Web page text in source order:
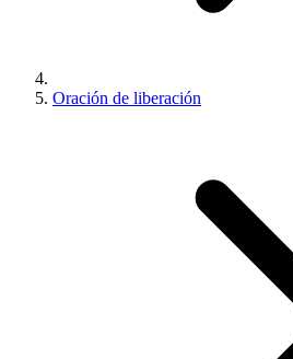
Oración de liberación